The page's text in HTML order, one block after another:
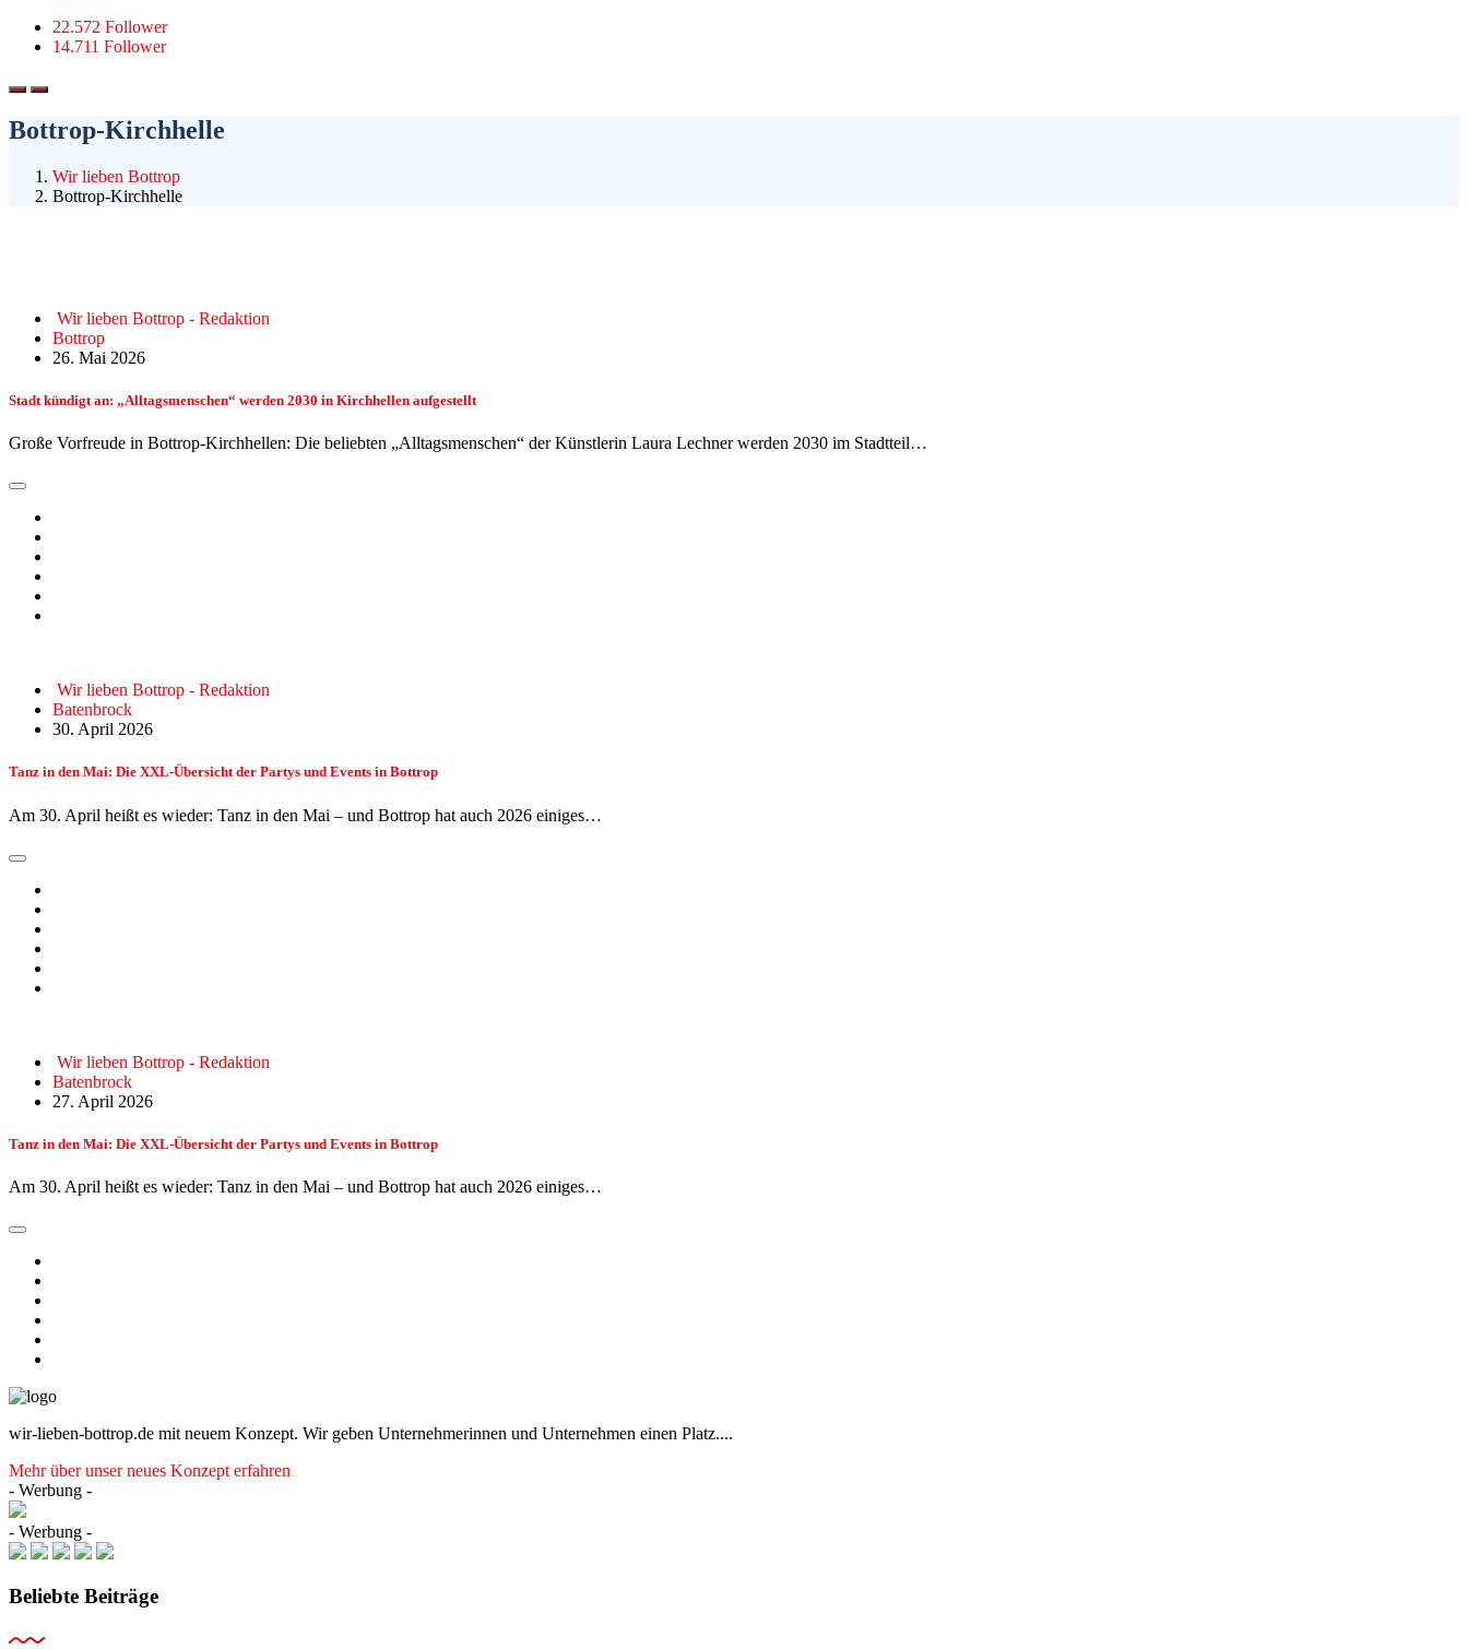
22.572 Follower
14.711 Follower
Bottrop-Kirchhelle
Wir lieben Bottrop
Bottrop-Kirchhelle
Wir lieben Bottrop - Redaktion
Bottrop
26. Mai 2026
Stadt kündigt an: „Alltagsmenschen“ werden 2030 in Kirchhellen aufgestellt
Große Vorfreude in Bottrop-Kirchhellen: Die beliebten „Alltagsmenschen“ der Künstlerin Laura Lechner werden 2030 im Stadtteil…
Wir lieben Bottrop - Redaktion
Batenbrock
30. April 2026
Tanz in den Mai: Die XXL-Übersicht der Partys und Events in Bottrop
Am 30. April heißt es wieder: Tanz in den Mai – und Bottrop hat auch 2026 einiges…
Wir lieben Bottrop - Redaktion
Batenbrock
27. April 2026
Tanz in den Mai: Die XXL-Übersicht der Partys und Events in Bottrop
Am 30. April heißt es wieder: Tanz in den Mai – und Bottrop hat auch 2026 einiges…
wir-lieben-bottrop.de mit neuem Konzept. Wir geben Unternehmerinnen und Unternehmen einen Platz....
Mehr über unser neues Konzept erfahren
- Werbung -
- Werbung -
Beliebte Beiträge